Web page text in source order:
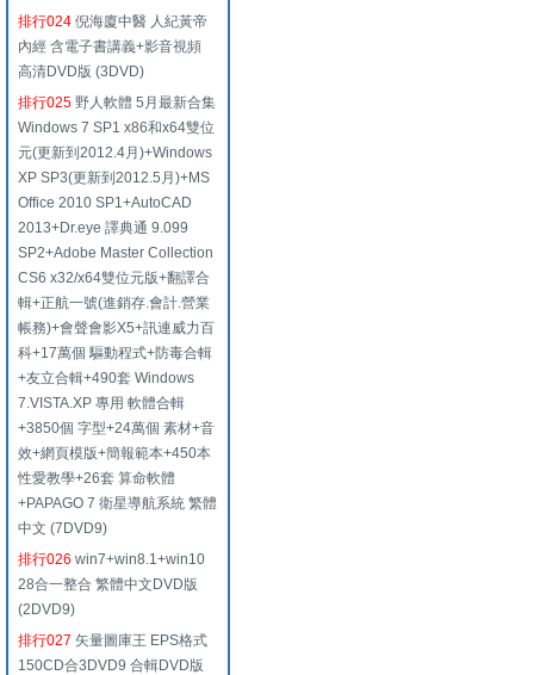
排行024 倪海廈中醫 人紀黃帝
內經 含電子書講義+影音視頻
高清DVD版 (3DVD)
排行025 野人軟體 5月最新合集
Windows 7 SP1 x86和x64雙位
元(更新到2012.4月)+Windows
XP SP3(更新到2012.5月)+MS
Office 2010 SP1+AutoCAD
2013+Dr.eye 譯典通 9.099
SP2+Adobe Master Collection
CS6 x32/x64雙位元版+翻譯合
輯+正航一號(進銷存.會計.營業
帳務)+會聲會影X5+訊連威力百
科+17萬個 驅動程式+防毒合輯
+友立合輯+490套 Windows
7.VISTA.XP 專用 軟體合輯
+3850個 字型+24萬個 素材+音
效+網頁模版+簡報範本+450本
性愛教學+26套 算命軟體
+PAPAGO 7 衛星導航系統 繁體
中文 (7DVD9)
排行026 win7+win8.1+win10
28合一整合 繁體中文DVD版
(2DVD9)
排行027 矢量圖庫王 EPS格式
150CD合3DVD9 合輯DVD版